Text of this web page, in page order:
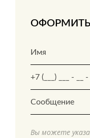
ОФОРМИТЬ
Вы можете